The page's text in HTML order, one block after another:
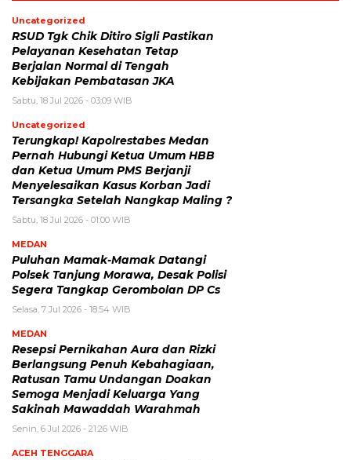
Uncategorized
RSUD Tgk Chik Ditiro Sigli Pastikan
Pelayanan Kesehatan Tetap
Berjalan Normal di Tengah
Kebijakan Pembatasan JKA
Sabtu, 18 Jul 2026 - 03:09 WIB
Uncategorized
Terungkap! Kapolrestabes Medan
Pernah Hubungi Ketua Umum HBB
dan Ketua Umum PMS Berjanji
Menyelesaikan Kasus Korban Jadi
Tersangka Setelah Nangkap Maling ?
Sabtu, 18 Jul 2026 - 01:00 WIB
MEDAN
Puluhan Mamak-Mamak Datangi
Polsek Tanjung Morawa, Desak Polisi
Segera Tangkap Gerombolan DP Cs
Selasa, 7 Jul 2026 - 18:54 WIB
MEDAN
Resepsi Pernikahan Aura dan Rizki
Berlangsung Penuh Kebahagiaan,
Ratusan Tamu Undangan Doakan
Semoga Menjadi Keluarga Yang
Sakinah Mawaddah Warahmah
Senin, 6 Jul 2026 - 21:26 WIB
ACEH TENGGARA